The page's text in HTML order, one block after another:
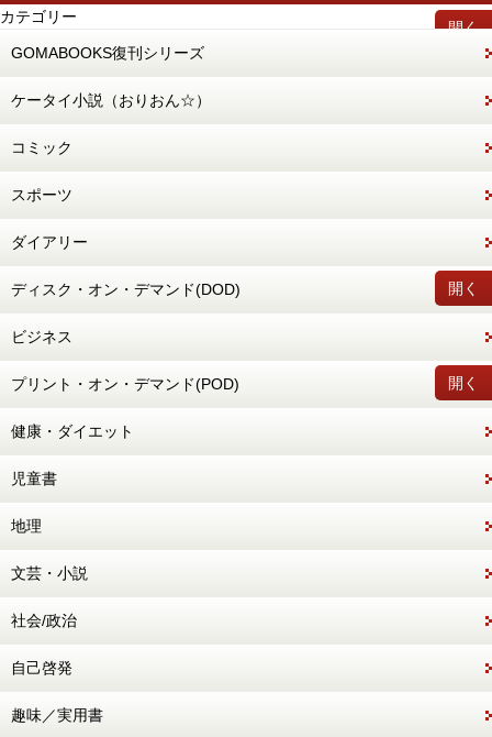
開く
カテゴリー
GOMABOOKS復刊シリーズ
ケータイ小説（おりおん☆）
コミック
スポーツ
ダイアリー
開く
ディスク・オン・デマンド(DOD)
ビジネス
開く
プリント・オン・デマンド(POD)
健康・ダイエット
児童書
地理
文芸・小説
社会/政治
自己啓発
趣味／実用書